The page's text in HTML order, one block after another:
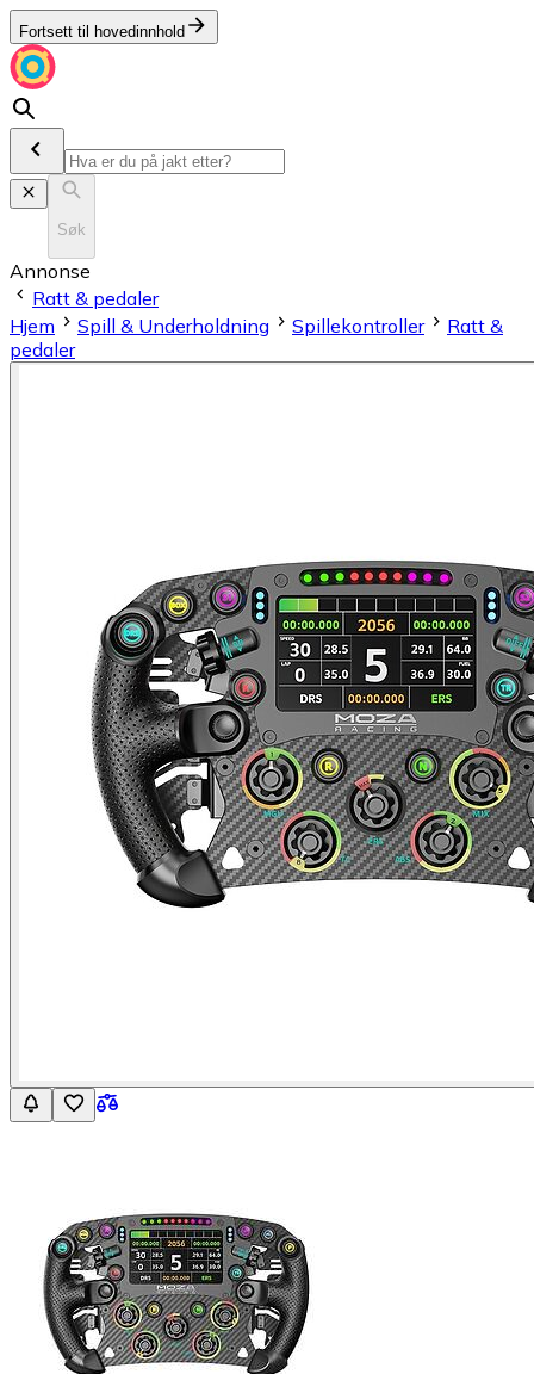
Fortsett til hovedinnhold
Søk
Annonse
Ratt & pedaler
Hjem
Spill & Underholdning Spillekontroller
Ratt &
pedaler